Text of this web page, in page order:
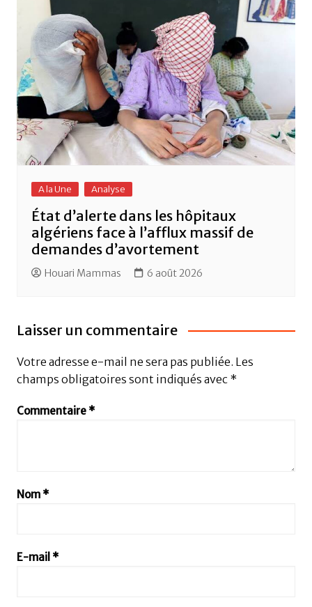
A la Une Analyse
État d’alerte dans les hôpitaux
algériens face à l’afflux massif de
demandes d’avortement
Houari Mammas 6 août 2026
Laisser un commentaire
Votre adresse e-mail ne sera pas publiée. Les
champs obligatoires sont indiqués avec *
Commentaire *
Nom *
E-mail *